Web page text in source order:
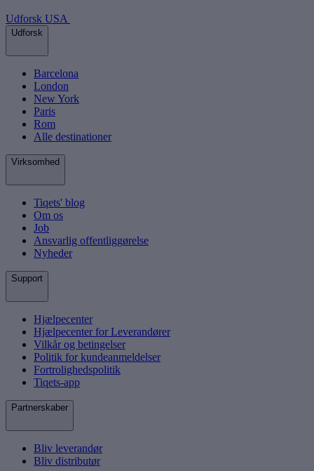
Udforsk USA
Udforsk
Barcelona
London
New York
Paris
Rom
Alle destinationer
Virksomhed
Tiqets' blog
Om os
Job
Ansvarlig offentliggørelse
Nyheder
Support
Hjælpecenter
Hjælpecenter for Leverandører
Vilkår og betingelser
Politik for kundeanmeldelser
Fortrolighedspolitik
Tiqets-app
Partnerskaber
Bliv leverandør
Bliv distributør